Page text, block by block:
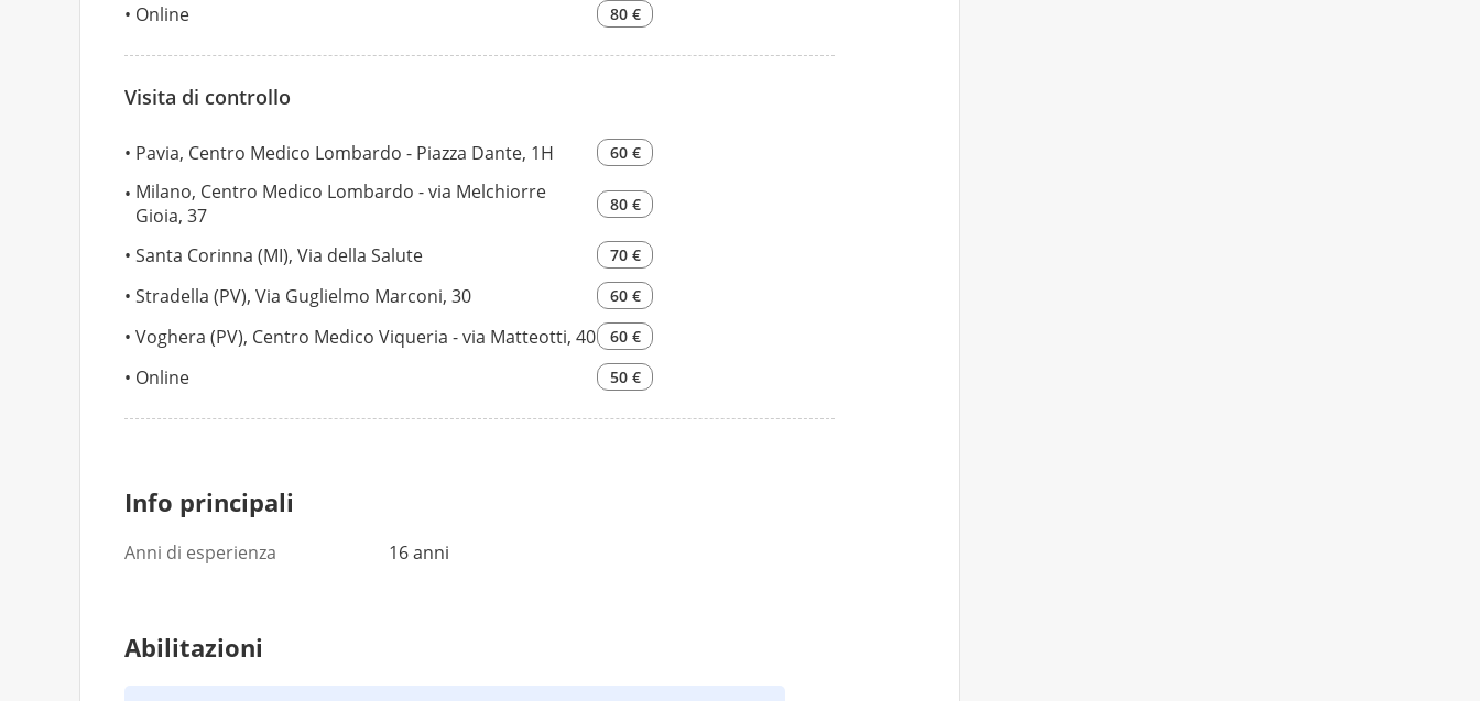
Online 80 €
Visita di controllo
Pavia, Centro Medico Lombardo - Piazza Dante, 1H 60 €
Milano, Centro Medico Lombardo - via Melchiorre
Gioia, 37
80 €
Santa Corinna (MI), Via della Salute 70 €
Stradella (PV), Via Guglielmo Marconi, 30 60 €
Voghera (PV), Centro Medico Viqueria - via Matteotti, 40 60 €
Online 50 €
Info principali
Anni di esperienza 16 anni
Abilitazioni